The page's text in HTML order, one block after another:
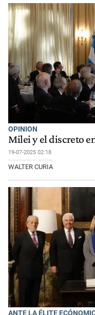
OPINION
Milei y el discreto
19-07-2025 02:18
WALTER CURIA
ANTE LA ÉLITE